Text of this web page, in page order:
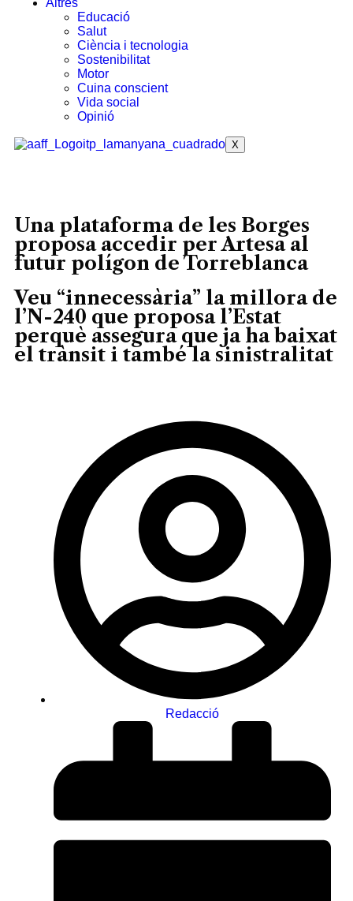
Altres
Educació
Salut
Ciència i tecnologia
Sostenibilitat
Motor
Cuina conscient
Vida social
Opinió
X
Una plataforma de les Borges
proposa accedir per Artesa al
futur polígon de Torreblanca
Veu “innecessària” la millora de
l’N-240 que proposa l’Estat
perquè assegura que ja ha baixat
el trànsit i també la sinistralitat
Redacció